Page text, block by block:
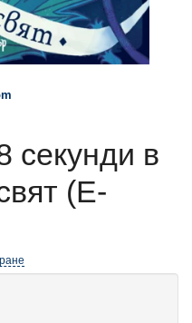
секунди в
(Е-